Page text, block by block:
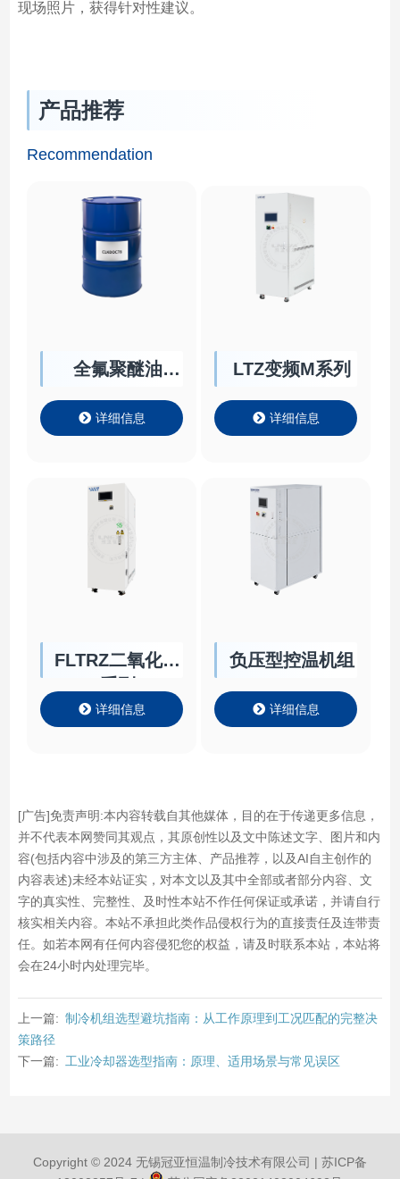
现场照片，获得针对性建议。
产品推荐
Recommendation
全氟聚醚油
详细信息
LTZ变频M系列
详细信息
FLTRZ二氧化碳
详细信息
负压型控温机组
详细信息
[广告]免责声明:本内容转载自其他媒体，目的在于传递更多信息，
并不代表本网赞同其观点，其原创性以及文中陈述文字、图片和内
容(包括内容中涉及的第三方主体、产品推荐，以及AI自主创作的
内容表述)未经本站证实，对本文以及其中全部或者部分内容、文
字的真实性、完整性、及时性本站不作任何保证或承诺，并请自行
核实相关内容。本站不承担此类作品侵权行为的直接责任及连带责
任。如若本网有任何内容侵犯您的权益，请及时联系本站，本站将
会在24小时内处理完毕。
上一篇: 制冷机组选型避坑指南：从工作原理到工况匹配的完整决
策路径
下一篇: 工业冷却器选型指南：原理、适用场景与常见误区
Copyright © 2024 无锡冠亚恒温制冷技术有限公司 | 苏ICP备